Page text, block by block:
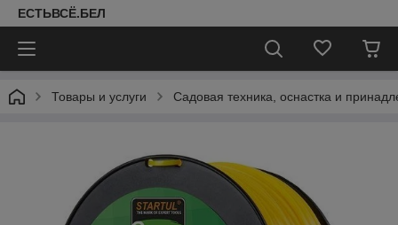
ЕСТЬВСЁ.БЕЛ
Товары и услуги Садовая техника, оснастка и